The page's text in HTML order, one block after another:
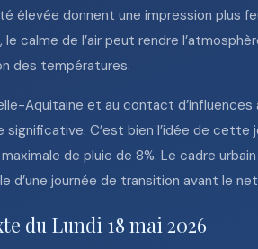
élevée donnent une impression plus
calme de l’air peut rendre
des températures.
Aquitaine et au contact
C’est bien l’idée de
de pluie de 8%. Le cadre
d’une journée de transition avant le
du Lundi 18 mai 2026